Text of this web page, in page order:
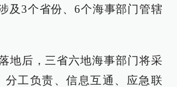
及3个省份、6个海事部门管辖
地后，三省六地海事部门将采
分工负责、信息互通、应急联